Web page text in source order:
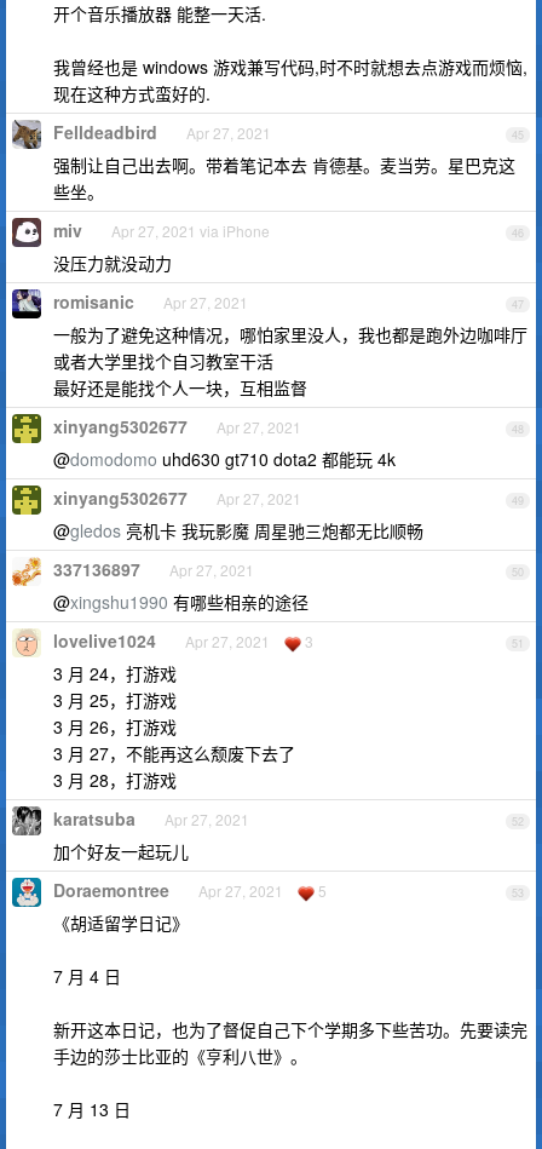
开个音乐播放器 能整一天活.
我曾经也是 windows 游戏兼写代码,时不时就想去点游戏而烦恼,
现在这种方式蛮好的.
45
Felldeadbird Apr 27, 2021
强制让自己出去啊。带着笔记本去 肯德基。麦当劳。星巴克这
些坐。
46
miv Apr 27, 2021 via iPhone
没压力就没动力
47
romisanic Apr 27, 2021
一般为了避免这种情况，哪怕家里没人，我也都是跑外边咖啡厅
或者大学里找个自习教室干活
最好还是能找个人一块，互相监督
48
xinyang5302677 Apr 27, 2021
@domodomo uhd630 gt710 dota2 都能玩 4k
49
xinyang5302677 Apr 27, 2021
@gledos 亮机卡 我玩影魔 周星驰三炮都无比顺畅
50
337136897 Apr 27, 2021
@xingshu1990 有哪些相亲的途径
51
lovelive1024 Apr 27, 2021 3
3 月 24，打游戏
3 月 25，打游戏
3 月 26，打游戏
3 月 27，不能再这么颓废下去了
3 月 28，打游戏
52
karatsuba Apr 27, 2021
加个好友一起玩儿
53
Doraemontree Apr 27, 2021 5
《胡适留学日记》
7 月 4 日
新开这本日记，也为了督促自己下个学期多下些苦功。先要读完
手边的莎士比亚的《亨利八世》。
7 月 13 日